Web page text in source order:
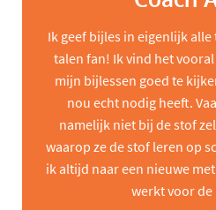
Ik geef bijles in eigenlijk
talen fan! Ik vind het
mijn bijlessen goed te
nou echt nodig heeft.
namelijk niet bij de stof
waarop ze de stof leren op
ik altijd naar een nieuwe
werkt voor